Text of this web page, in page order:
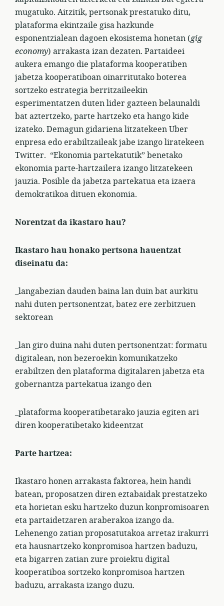
mugatuko. Aitzitik, pertsonak prestatuko ditu,
plataforma ekintzaile gisa hazkunde
esponentzialean dagoen ekosistema honetan (gig
economy) arrakasta izan dezaten. Partaideei
aukera emango die plataforma kooperatiben
jabetza kooperatiboan oinarritutako boterea
sortzeko estrategia berritzaileekin
esperimentatzen duten lider gazteen belaunaldi
bat aztertzeko, parte hartzeko eta hango kide
izateko. Demagun gidariena litzatekeen Uber
enpresa edo erabiltzaileak jabe izango liratekeen
Twitter. “Ekonomia partekatutik” benetako
ekonomia parte-hartzailera izango litzatekeen
jauzia. Posible da jabetza partekatua eta izaera
demokratikoa dituen ekonomia.
Norentzat da ikastaro hau?
Ikastaro hau honako pertsona hauentzat
diseinatu da:
_langabezian dauden baina lan duin bat aurkitu
nahi duten pertsonentzat, batez ere zerbitzuen
sektorean
_lan giro duina nahi duten pertsonentzat: formatu
digitalean, non bezeroekin komunikatzeko
erabiltzen den plataforma digitalaren jabetza eta
gobernantza partekatua izango den
_plataforma kooperatibetarako jauzia egiten ari
diren kooperatibetako kideentzat
Parte hartzea:
Ikastaro honen arrakasta faktorea, hein handi
batean, proposatzen diren eztabaidak prestatzeko
eta horietan esku hartzeko duzun konpromisoaren
eta partaidetzaren araberakoa izango da.
Lehenengo zatian proposatutakoa arretaz irakurri
eta hausnartzeko konpromisoa hartzen baduzu,
eta bigarren zatian zure proiektu digital
kooperatiboa sortzeko konpromisoa hartzen
baduzu, arrakasta izango duzu.